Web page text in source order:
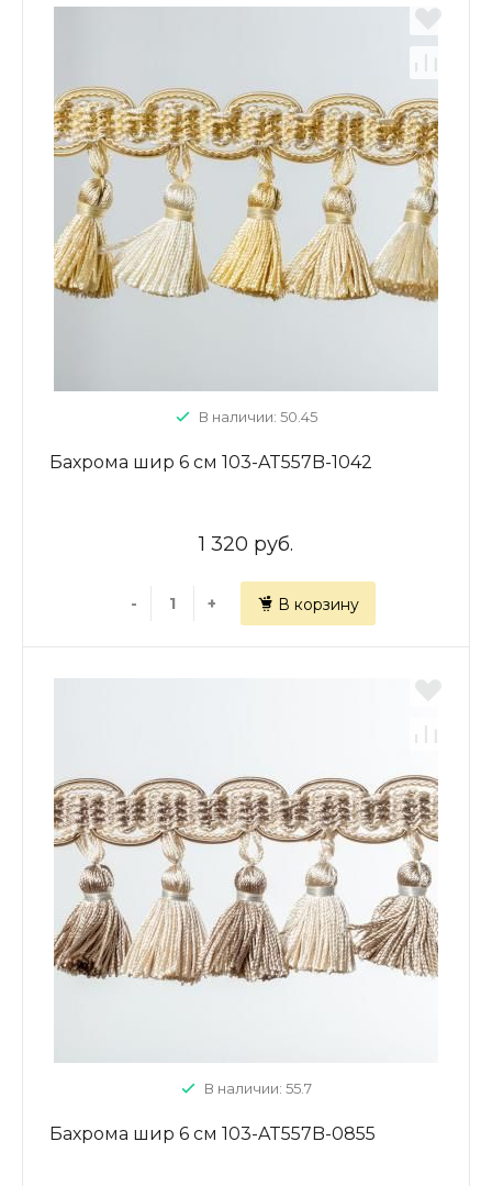
В наличии: 50.45
Бахрома шир 6 см 103-AT557B-1042
1 320 руб.
- + В корзину
В наличии: 55.7
Бахрома шир 6 см 103-AT557B-0855